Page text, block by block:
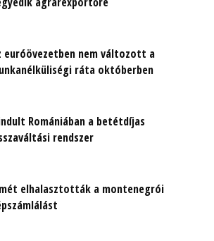
euróövezetben nem változott a
ráta októberben
Romániában a betétdíjas
rendszer
elhalasztották a montenegrói